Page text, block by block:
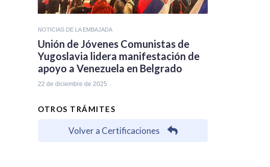
NOTICIAS DE LA EMBAJADA
Unión de Jóvenes Comunistas de
Yugoslavia lidera manifestación de
apoyo a Venezuela en Belgrado
22 de diciembre de 2025
OTROS TRÁMITES
Volver a Certificaciones